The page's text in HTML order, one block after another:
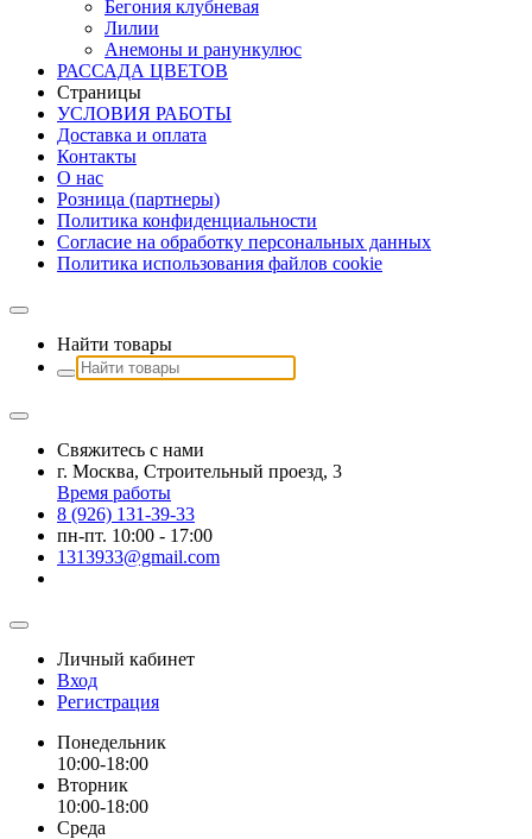
Бегония клубневая
Лилии
Анемоны и ранункулюс
РАССАДА ЦВЕТОВ
Страницы
УСЛОВИЯ РАБОТЫ
Доставка и оплата
Контакты
О наc
Розница (партнеры)
Политика конфиденциальности
Согласие на обработку персональных данных
Политика использования файлов сookie
Найти товары
Свяжитесь с нами
г. Москва, Строительный проезд, 3
Время работы
8 (926) 131-39-33
пн-пт. 10:00 - 17:00
1313933@gmail.com
Личный кабинет
Вход
Регистрация
Понедельник
10:00-18:00
Вторник
10:00-18:00
Среда